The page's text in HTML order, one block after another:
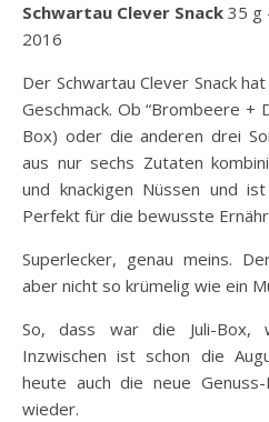
Schwartau Clever Snack 35 g
2016
Der Schwartau Clever Snack
Geschmack. Ob “Brombeere +
Box) oder die anderen drei
aus nur sechs Zutaten
und knackigen Nüssen und
Perfekt für die bewusste
Superlecker, genau meins.
aber nicht so krümelig wie ein
So, dass war die Juli-Box,
Inzwischen ist schon die
heute auch die neue
wieder.